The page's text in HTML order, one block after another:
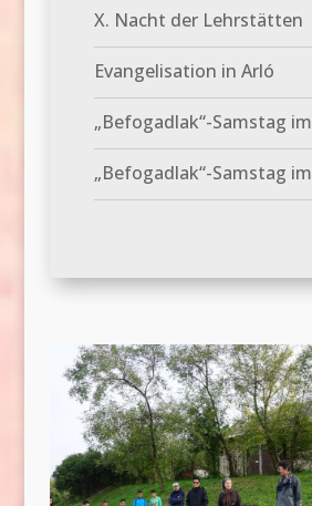
X. Nacht der Lehrstätten
Evangelisation in Arló
„Befogadlak“-Samstag
„Befogadlak“-Samstag